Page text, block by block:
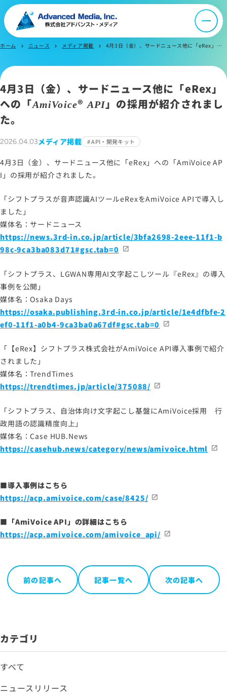
会社案内
オウンドメディア
採用情報
IR情報
よくあるご質問
お問い合わせ
サイトマップ
ソーシャルメディアポリシー
プライバシーポリシー
情報セキュリティポリシー
労働者派遣事業に関わる情報
ホーム chevron_right ニュース chevron_right メディア掲載 chevron_right 4月3日（金）、サードニュース他に「eRex」への「AmiVoice API」の採用が紹介されました。
4月3日（金）、サードニュース他に「eRex」
への「AmiVoice®API」の採用が紹介されまし
た。
2026.04.03メディア掲載 API・開発キット
4月3日（金）、サードニュース他に「eRex」への「AmiVoice AP
I」の採用が紹介されました。
「シフトプラスが音声認識AIツールeRexをAmiVoice APIで導入し
ました」
媒体名：サードニュース
https://news.3rd-in.co.jp/article/3bfa2698-2eee-11f1-b
98c-9ca3ba083d71#gsc.tab=0
「シフトプラス、LGWAN専用AI文字起こしツール『eRex』の導入
事例を公開」
媒体名：Osaka Days
https://osaka.publishing.3rd-in.co.jp/article/1e4dfbfe-2
ef0-11f1-a0b4-9ca3ba0a67df#gsc.tab=0
「【eRex】シフトプラス株式会社がAmiVoice API導入事例で紹介
されました」
媒体名：TrendTimes
https://trendtimes.jp/article/375088/
「シフトプラス、自治体向け文字起こし基盤にAmiVoice採用 行
政用語の認識精度向上」
媒体名：Case HUB.News
https://casehub.news/category/news/amivoice.html
■導入事例はこちら
https://acp.amivoice.com/case/8425/
■ 「AmiVoice API」 の詳細はこちら
https://acp.amivoice.com/amivoice_api/
前の記事へ 記事一覧へ 次の記事へ
カテゴリ
すべて
ニュースリリース